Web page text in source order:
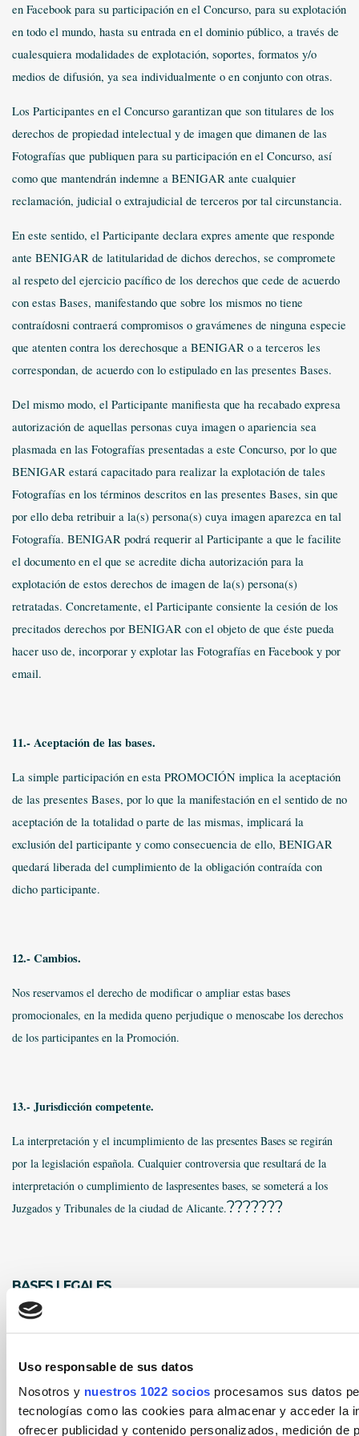
Uso responsable de sus datos
Nosotros y nuestros 1022 socios procesamos sus datos
tecnologías como las cookies para almacenar y acceder la
ofrecer publicidad y contenido personalizados, medición de
en Facebook para su participación en el Concurso, para su explotación
en todo el mundo, hasta su entrada en el dominio público, a través de
cualesquiera modalidades de explotación, soportes, formatos y/o
medios de difusión, ya sea individualmente o en conjunto con otras.
Los Participantes en el Concurso garantizan que son titulares de los
derechos de propiedad intelectual y de imagen que dimanen de las
Fotografías que publiquen para su participación en el Concurso, así
como que mantendrán indemne a BENIGAR ante cualquier
reclamación, judicial o extrajudicial de terceros por tal circunstancia.
En este sentido, el Participante declara expres amente que responde
ante BENIGAR de latitularidad de dichos derechos, se compromete
al respeto del ejercicio pacífico de los derechos que cede de acuerdo
con estas Bases, manifestando que sobre los mismos no tiene
contraídosni contraerá compromisos o gravámenes de ninguna especie
que atenten contra los derechosque a BENIGAR o a terceros les
correspondan, de acuerdo con lo estipulado en las presentes Bases.
Del mismo modo, el Participante manifiesta que ha recabado expresa
autorización de aquellas personas cuya imagen o apariencia sea
plasmada en las Fotografías presentadas a este Concurso, por lo que
BENIGAR estará capacitado para realizar la explotación de tales
Fotografías en los términos descritos en las presentes Bases, sin que
por ello deba retribuir a la(s) persona(s) cuya imagen aparezca en tal
Fotografía. BENIGAR podrá requerir al Participante a que le facilite
el documento en el que se acredite dicha autorización para la
explotación de estos derechos de imagen de la(s) persona(s)
retratadas. Concretamente, el Participante consiente la cesión de los
precitados derechos por BENIGAR con el objeto de que éste pueda
hacer uso de, incorporar y explotar las Fotografías en Facebook y por
email.
11.- Aceptación de las bases.
La simple participación en esta PROMOCIÓN implica la aceptación
de las presentes Bases, por lo que la manifestación en el sentido de no
aceptación de la totalidad o parte de las mismas, implicará la
exclusión del participante y como consecuencia de ello, BENIGAR
quedará liberada del cumplimiento de la obligación contraída con
dicho participante.
12.- Cambios.
Nos reservamos el derecho de modificar o ampliar estas bases
promocionales, en la medida queno perjudique o menoscabe los derechos
de los participantes en la Promoción.
13.- Jurisdicción competente.
La interpretación y el incumplimiento de las presentes Bases se regirán
por la legislación española. Cualquier controversia que resultará de la
interpretación o cumplimiento de laspresentes bases, se someterá a los
Juzgados y Tribunales de la ciudad de Alicante.???????
BASES LEGALES